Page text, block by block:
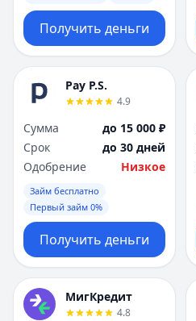
Получить деньги
Pay P.S.
4.9
Сумма
до 15 000 ₽
Срок
до 30 дней
Одобрение
Низкое
Займ бесплатно
Первый займ 0%
Получить деньги
МигКредит
4.8